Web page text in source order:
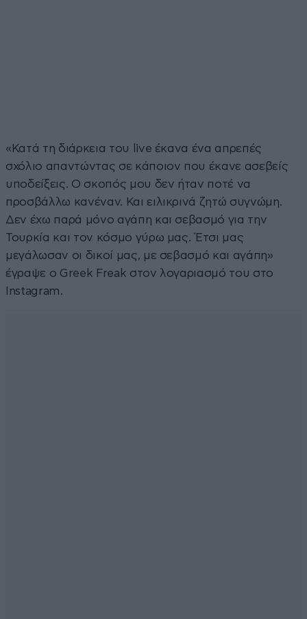
«Κατά τη διάρκεια του live έκανα ένα απρεπές
σχόλιο απαντώντας σε κάποιον που έκανε ασεβείς
υποδείξεις. Ο σκοπός μου δεν ήταν ποτέ να
προσβάλλω κανέναν. Και ειλικρινά ζητώ συγνώμη.
Δεν έχω παρά μόνο αγάπη και σεβασμό για την
Τουρκία και τον κόσμο γύρω μας. Έτσι μας
μεγάλωσαν οι δικοί μας, με σεβασμό και αγάπη»
έγραψε ο Greek Freak στον λογαριασμό του στο
Instagram.